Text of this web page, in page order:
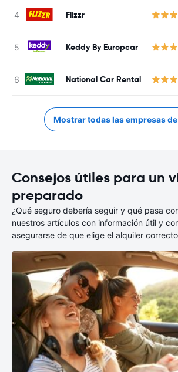
Flizzr
Keddy By Europcar
National Car Rental
Mostrar todas las empresas
Consejos útiles para un
preparado
¿Qué seguro debería seguir y qué pasa
nuestros artículos con información útil y
asegurarse de que elige el alquiler